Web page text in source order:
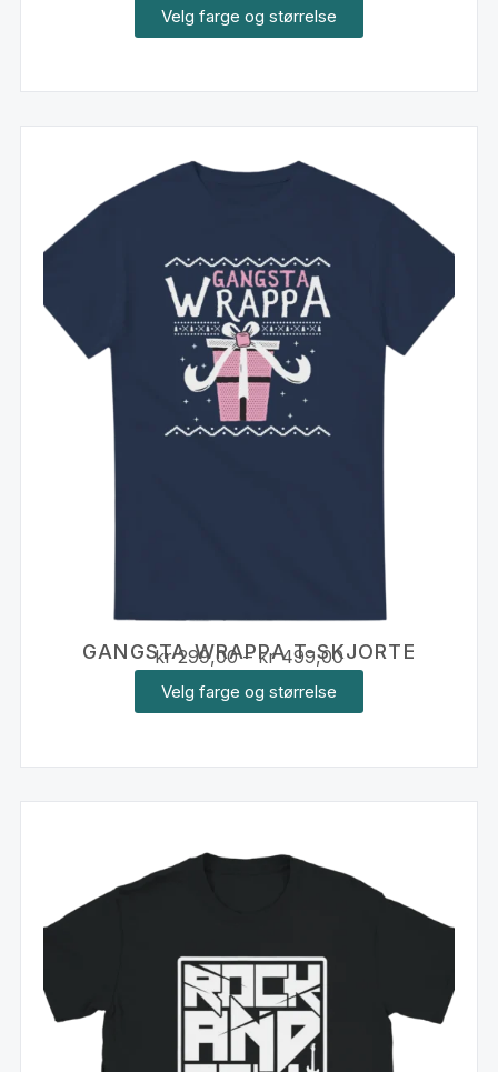
Velg farge og størrelse
GANGSTA WRAPPA T-SKJORTE
kr299,00 – kr499,00
Velg farge og størrelse